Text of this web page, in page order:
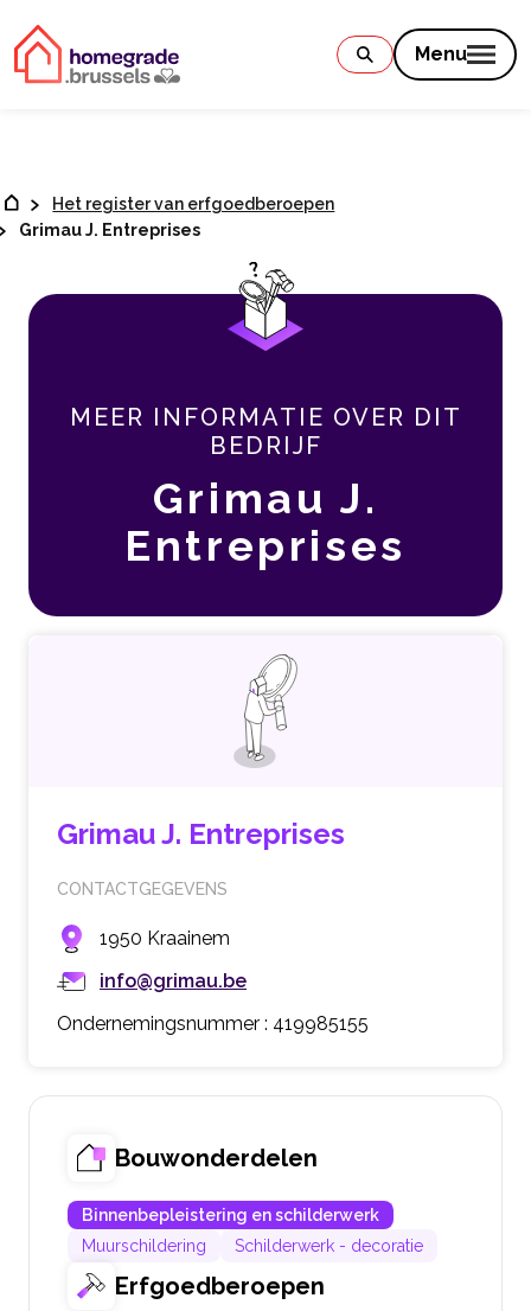
Menu
Het register van erfgoedberoepen
Grimau J. Entreprises
MEER INFORMATIE OVER DIT
BEDRIJF
Grimau J.
Entreprises
Grimau J. Entreprises
CONTACTGEGEVENS
1950 Kraainem
info@grimau.be
Ondernemingsnummer : 419985155
Bouwonderdelen
Binnenbepleistering en schilderwerk
Muurschildering
Schilderwerk - decoratie
Erfgoedberoepen